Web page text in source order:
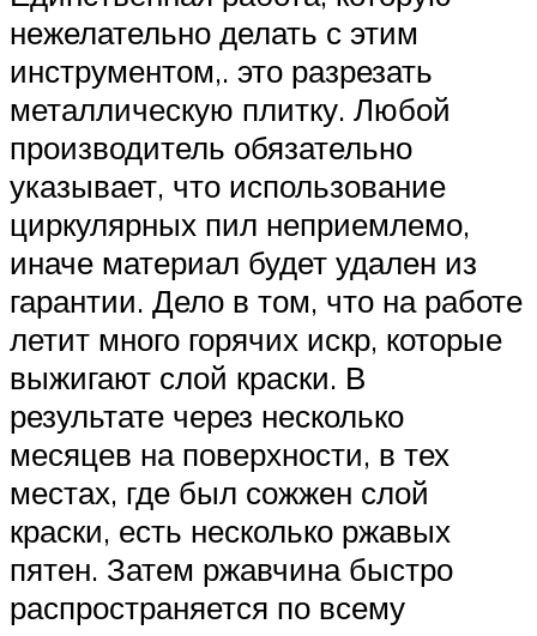
нежелательно делать с этим
инструментом,. это разрезать
металлическую плитку. Любой
производитель обязательно
указывает, что использование
циркулярных пил неприемлемо,
иначе материал будет удален из
гарантии. Дело в том, что на работе
летит много горячих искр, которые
выжигают слой краски. В
результате через несколько
месяцев на поверхности, в тех
местах, где был сожжен слой
краски, есть несколько ржавых
пятен. Затем ржавчина быстро
распространяется по всему